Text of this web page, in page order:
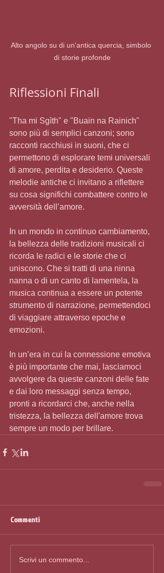
Alto angolo su di un'antica quercia, simbolo
di storie profonde
Riflessioni Finali
"Tha mi Sgìth" e "Buain na Rainich"
sono più di semplici canzoni; sono
racconti racchiusi in suoni, che ci
permettono di esplorare temi universali
di amore, perdita e desiderio. Queste
melodie antiche ci invitano a riflettere
su cosa significhi combattere contro le
avversità dell’amore.
In un mondo in continuo cambiamento,
la bellezza delle tradizioni musicali ci
ricorda le radici e le storie che ci
uniscono. Che si tratti di una ninna
nanna o di un canto di lamentela, la
musica continua a essere un potente
strumento di narrazione, permettendoci
di viaggiare attraverso epoche e
emozioni.
In un’era in cui la connessione emotiva
è più importante che mai, lasciamoci
avvolgere da queste canzoni delle fate
e dai loro messaggi senza tempo,
pronti a ricordarci che, anche nella
tristezza, la bellezza dell'amore trova
sempre un modo per brillare.
Commenti
Scrivi un commento...